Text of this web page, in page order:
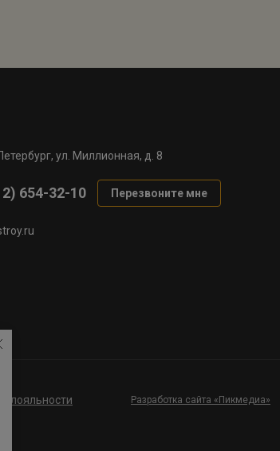
ул. Миллионная, д. 8
654-32-10 Перезвоните мне
лояльности Разработка сайта «Пикмедиа»